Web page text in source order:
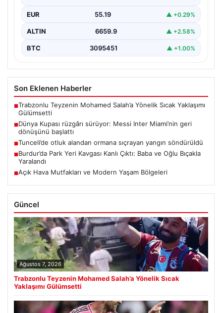
EUR 55.19 ▲ +0.29%
ALTIN 6659.9 ▲ +2.58%
BTC 3095451 ▲ +1.00%
Son Eklenen Haberler
■Trabzonlu Teyzenin Mohamed Salah’a Yönelik Sıcak Yaklaşımı
Gülümsetti
■Dünya Kupası rüzgârı sürüyor: Messi Inter Miami’nin geri
dönüşünü başlattı
■Tunceli’de otluk alandan ormana sıçrayan yangın söndürüldü
■Burdur’da Park Yeri Kavgası Kanlı Çıktı: Baba ve Oğlu Bıçakla
Yaralandı
■Açık Hava Mutfakları ve Modern Yaşam Bölgeleri
Güncel
Ağustos 7, 2026
Trabzonlu Teyzenin Mohamed Salah’a Yönelik Sıcak
Yaklaşımı Gülümsetti